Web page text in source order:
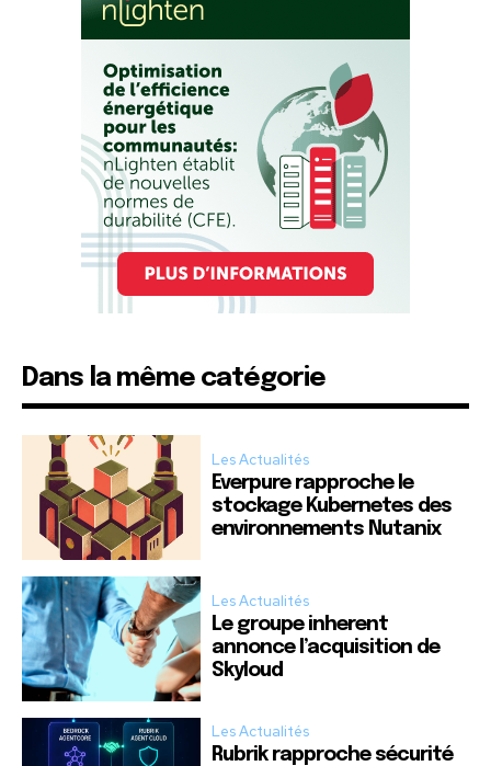
Dans la même catégorie
Les Actualités
Everpure rapproche le
stockage Kubernetes des
environnements Nutanix
Les Actualités
Le groupe inherent
annonce l’acquisition de
Skyloud
Les Actualités
Rubrik rapproche sécurité